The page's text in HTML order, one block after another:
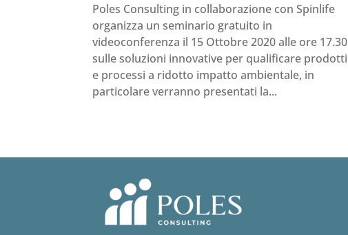
Poles Consulting in collaborazione con Spinlife
organizza un seminario gratuito in
videoconferenza il 15 Ottobre 2020 alle ore 17.30
sulle soluzioni innovative per qualificare prodotti
e processi a ridotto impatto ambientale, in
particolare verranno presentati la...